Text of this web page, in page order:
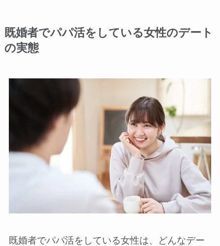
既婚者でパパ活をしている女性のデート
の実態
既婚者でパパ活をしている女性は、どんなデー